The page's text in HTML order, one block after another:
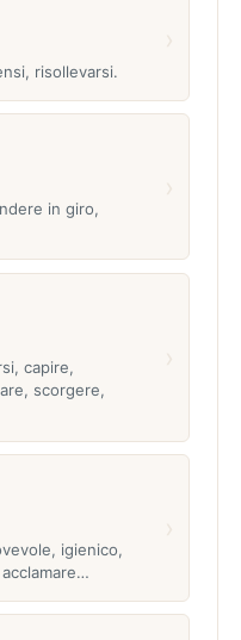
risollevarsi.
in giro,
capire,
scorgere,
igienico,